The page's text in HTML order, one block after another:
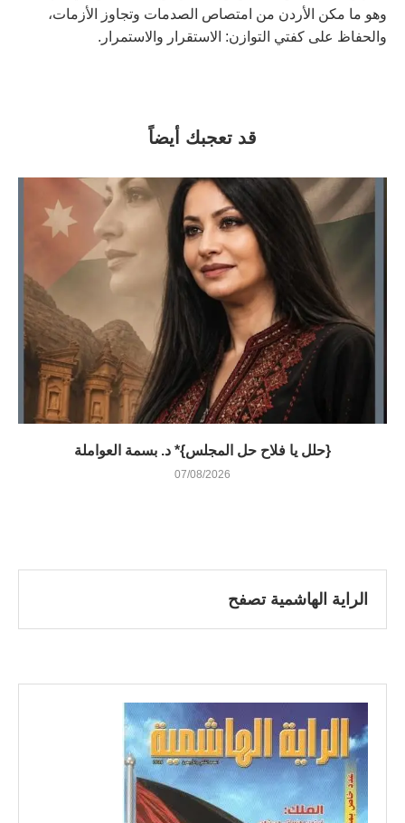
وهو ما مكن الأردن من امتصاص الصدمات وتجاوز الأزمات،
والحفاظ على كفتي التوازن: الاستقرار والاستمرار.
قد تعجبك أيضاً
{حلل يا فلاح حل المجلس}* د. بسمة العواملة
07/08/2026
الراية الهاشمية تصفح